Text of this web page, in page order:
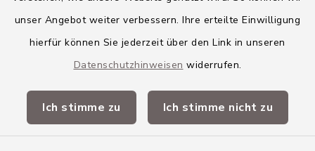
unser Angebot weiter verbessern. Ihre erteilte Einwilligung
hierfür können Sie jederzeit über den Link in unseren
Datenschutzhinweisen widerrufen.
Ich stimme zu Ich stimme nicht zu
VG Altenstadt
Landkreis Neu-Ulm